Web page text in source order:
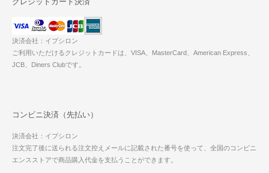
決済会社：イプシロン
ご利用いただけるクレジットカードは、VISA、MasterCard、American Express、
JCB、Diners Clubです。
コンビニ決済（先払い）
決済会社：イプシロン
注文完了後に送られる注文控えメールに記載された番号を使って、全国のコンビニ
エンスストアで商品購入代金を支払うことができます。